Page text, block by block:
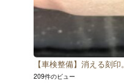
【車検整備】消える刻印。
209件のビュー